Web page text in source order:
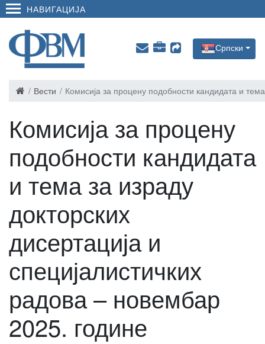
НАВИГАЦИЈА
Српски
Вести Комисија за процену подобности кандидата и
Комисија за процену
подобности кандидата
и тема за израду
докторских
дисертација и
специјалистичких
радова – новембар
2025. године